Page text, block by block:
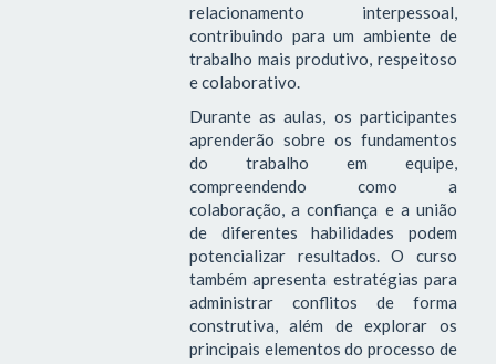
relacionamento interpessoal,
contribuindo para um ambiente de
trabalho mais produtivo, respeitoso
e colaborativo.
Durante as aulas, os participantes
aprenderão sobre os fundamentos
do trabalho em equipe,
compreendendo como a
colaboração, a confiança e a união
de diferentes habilidades podem
potencializar resultados. O curso
também apresenta estratégias para
administrar conflitos de forma
construtiva, além de explorar os
principais elementos do processo de